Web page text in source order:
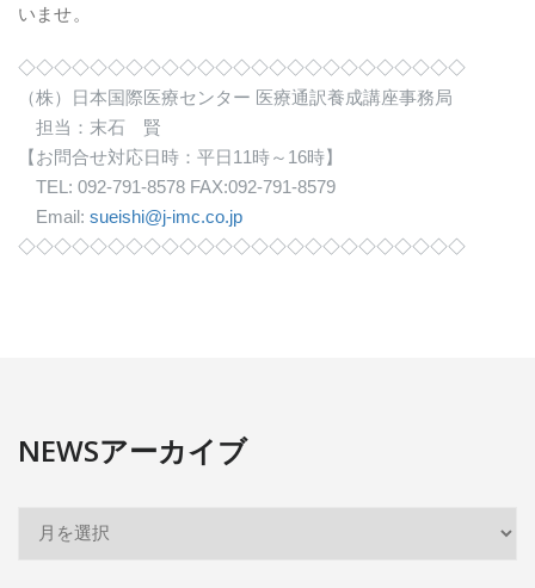
いませ。
◇◇◇◇◇◇◇◇◇◇◇◇◇◇◇◇◇◇◇◇◇◇◇◇◇
（株）日本国際医療センター 医療通訳養成講座事務局
担当：末石 賢
【お問合せ対応日時：平日11時～16時】
TEL: 092-791-8578 FAX:092-791-8579
Email: sueishi@j-imc.co.jp
◇◇◇◇◇◇◇◇◇◇◇◇◇◇◇◇◇◇◇◇◇◇◇◇◇
NEWSアーカイブ